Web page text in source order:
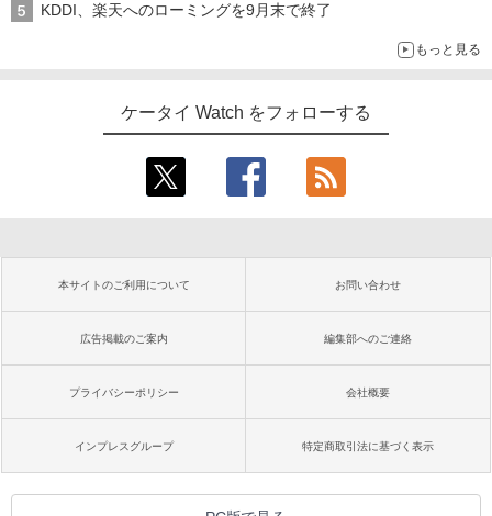
KDDI、楽天へのローミングを9月末で終了
もっと見る
ケータイ Watch をフォローする
本サイトのご利用について お問い合わせ
広告掲載のご案内 編集部へのご連絡
プライバシーポリシー 会社概要
インプレスグループ 特定商取引法に基づく表示